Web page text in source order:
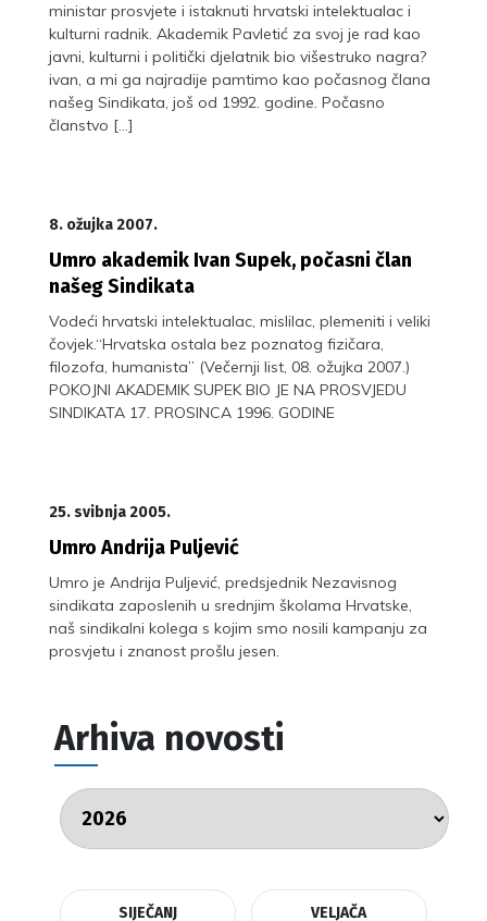
ministar prosvjete i istaknuti hrvatski intelektualac i
kulturni radnik. Akademik Pavletić za svoj je rad kao
javni, kulturni i politički djelatnik bio višestruko nagra?
ivan, a mi ga najradije pamtimo kao počasnog člana
našeg Sindikata, još od 1992. godine. Počasno
članstvo […]
8. ožujka 2007.
Umro akademik Ivan Supek, počasni član
našeg Sindikata
Vodeći hrvatski intelektualac, mislilac, plemeniti i veliki
čovjek.“Hrvatska ostala bez poznatog fizičara,
filozofa, humanista” (Večernji list, 08. ožujka 2007.)
POKOJNI AKADEMIK SUPEK BIO JE NA PROSVJEDU
SINDIKATA 17. PROSINCA 1996. GODINE
25. svibnja 2005.
Umro Andrija Puljević
Umro je Andrija Puljević, predsjednik Nezavisnog
sindikata zaposlenih u srednjim školama Hrvatske,
naš sindikalni kolega s kojim smo nosili kampanju za
prosvjetu i znanost prošlu jesen.
Arhiva novosti
SIJEČANJ VELJAČA